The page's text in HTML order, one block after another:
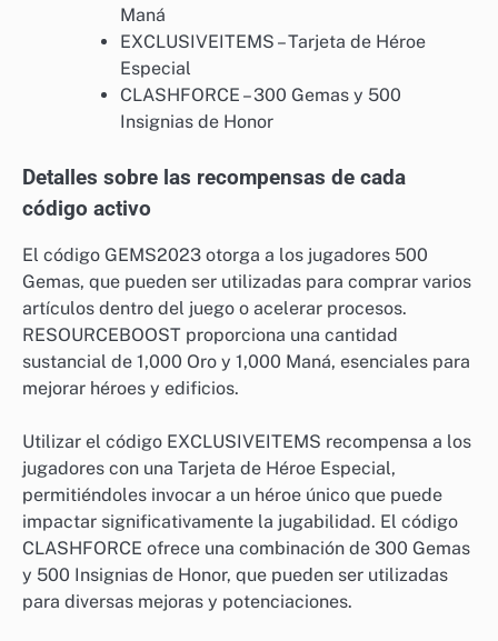
Maná
EXCLUSIVEITEMS – Tarjeta de Héroe
Especial
CLASHFORCE – 300 Gemas y 500
Insignias de Honor
Detalles sobre las recompensas de cada
código activo
El código GEMS2023 otorga a los jugadores 500
Gemas, que pueden ser utilizadas para comprar varios
artículos dentro del juego o acelerar procesos.
RESOURCEBOOST proporciona una cantidad
sustancial de 1,000 Oro y 1,000 Maná, esenciales para
mejorar héroes y edificios.
Utilizar el código EXCLUSIVEITEMS recompensa a los
jugadores con una Tarjeta de Héroe Especial,
permitiéndoles invocar a un héroe único que puede
impactar significativamente la jugabilidad. El código
CLASHFORCE ofrece una combinación de 300 Gemas
y 500 Insignias de Honor, que pueden ser utilizadas
para diversas mejoras y potenciaciones.